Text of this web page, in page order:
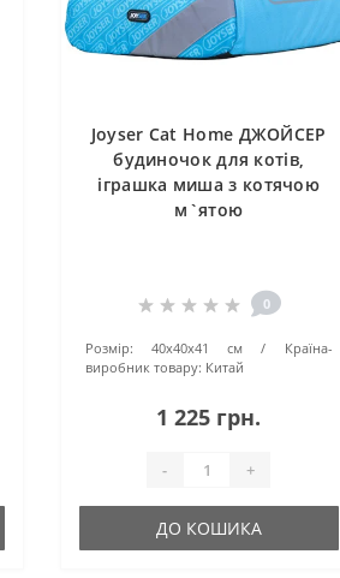
Joyser Cat Home ДЖОЙСЕР
будиночок для котів,
іграшка миша з котячою
м`ятою
0
Розмір: 40х40х41 см
Країна-
виробник товару: Китай
1 225 грн.
- +
ДО КОШИКА